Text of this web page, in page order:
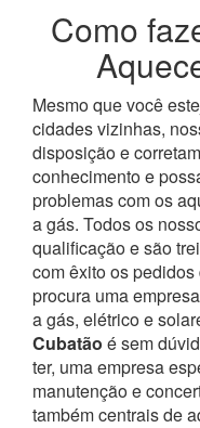
Como
Mesmo que você
cidades vizinhas,
disposição e
conhecimento e
problemas com os
a gás. Todos os
qualificação e são
com êxito os
procura uma
a gás, elétrico e
Cubatão é sem
ter, uma empresa
manutenção e
também centrais de